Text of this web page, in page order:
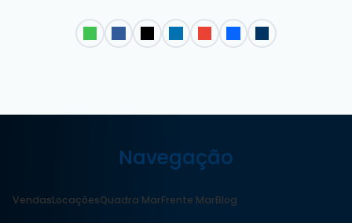
Navegação
VendasLocaçõesQuadra MarFrente MarBlog